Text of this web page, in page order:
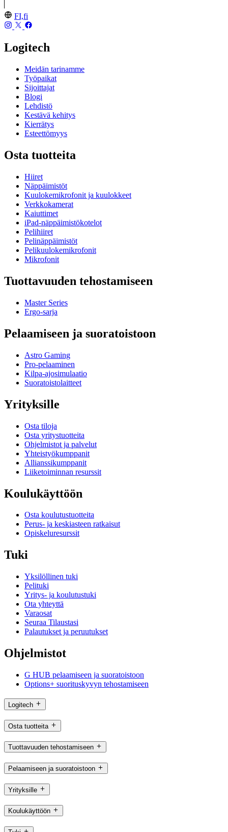
FI,fi
Logitech
Meidän tarinamme
Työpaikat
Sijoittajat
Blogi
Lehdistö
Kestävä kehitys
Kierrätys
Esteettömyys
Osta tuotteita
Hiiret
Näppäimistöt
Kuulokemikrofonit ja kuulokkeet
Verkkokamerat
Kaiuttimet
iPad-näppäimistökotelot
Pelihiiret
Pelinäppäimistöt
Pelikuulokemikrofonit
Mikrofonit
Tuottavuuden tehostamiseen
Master Series
Ergo-sarja
Pelaamiseen ja suoratoistoon
Astro Gaming
Pro-pelaaminen
Kilpa-ajosimulaatio
Suoratoistolaitteet
Yrityksille
Osta tiloja
Osta yritystuotteita
Ohjelmistot ja palvelut
Yhteistyökumppanit
Allianssikumppanit
Liiketoiminnan resurssit
Koulukäyttöön
Osta koulutustuotteita
Perus- ja keskiasteen ratkaisut
Opiskeluresurssit
Tuki
Yksilöllinen tuki
Pelituki
Yritys- ja koulutustuki
Ota yhteyttä
Varaosat
Seuraa Tilaustasi
Palautukset ja peruutukset
Ohjelmistot
G HUB pelaamiseen ja suoratoistoon
Options+ suorituskyvyn tehostamiseen
Logitech
Osta tuotteita
Tuottavuuden tehostamiseen
Pelaamiseen ja suoratoistoon
Yrityksille
Koulukäyttöön